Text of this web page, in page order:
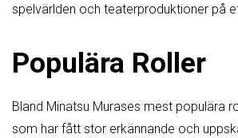
spelvärlden och teaterproduktioner på
Populära Roller
Bland Minatsu Murases mest populära
som har fått stor erkännande och